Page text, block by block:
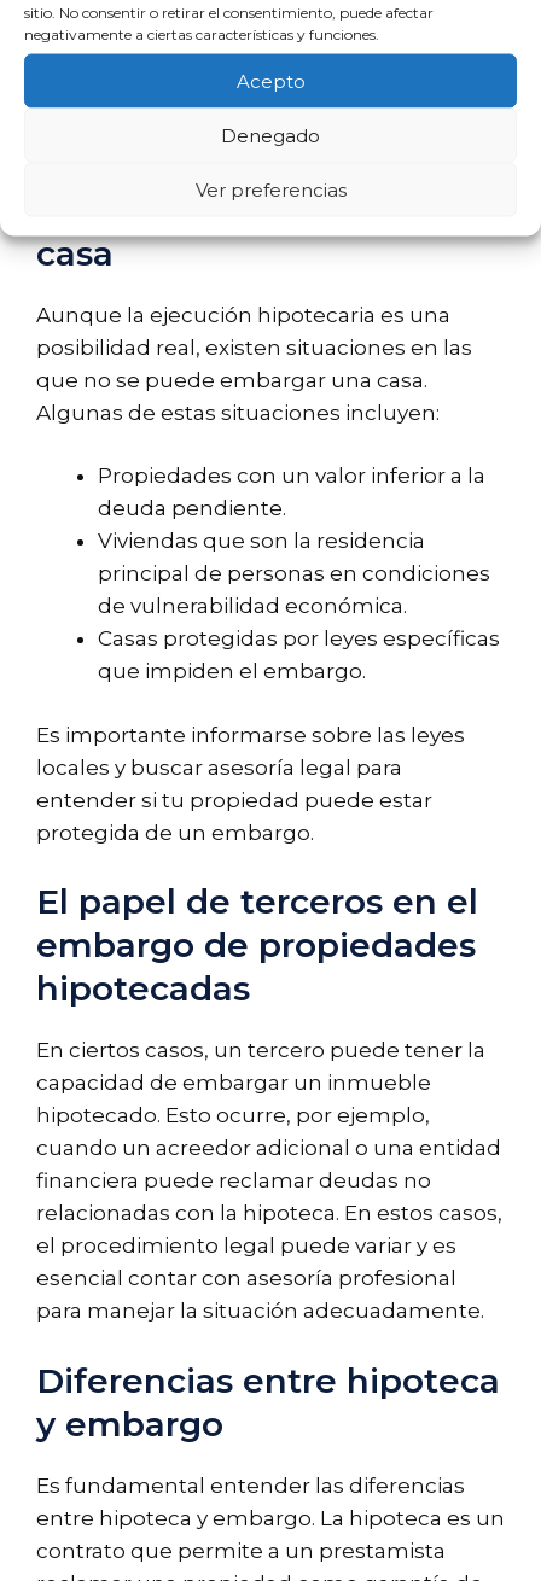
sitio. No consentir o retirar el consentimiento, puede afectar
negativamente a ciertas características y funciones.
Acepto
Denegado
Ver preferencias
debe seguir los pasos legales establecidos y
se puede embargar una
casa
Aunque la ejecución hipotecaria es una
posibilidad real, existen situaciones en las
que no se puede embargar una casa.
Algunas de estas situaciones incluyen:
Propiedades con un valor inferior a la
deuda pendiente.
Viviendas que son la residencia
principal de personas en condiciones
de vulnerabilidad económica.
Casas protegidas por leyes específicas
que impiden el embargo.
Es importante informarse sobre las leyes
locales y buscar asesoría legal para
entender si tu propiedad puede estar
protegida de un embargo.
El papel de terceros en el
embargo de propiedades
hipotecadas
En ciertos casos, un tercero puede tener la
capacidad de embargar un inmueble
hipotecado. Esto ocurre, por ejemplo,
cuando un acreedor adicional o una entidad
financiera puede reclamar deudas no
relacionadas con la hipoteca. En estos casos,
el procedimiento legal puede variar y es
esencial contar con asesoría profesional
para manejar la situación adecuadamente.
Diferencias entre hipoteca
y embargo
Es fundamental entender las diferencias
entre hipoteca y embargo. La hipoteca es un
contrato que permite a un prestamista